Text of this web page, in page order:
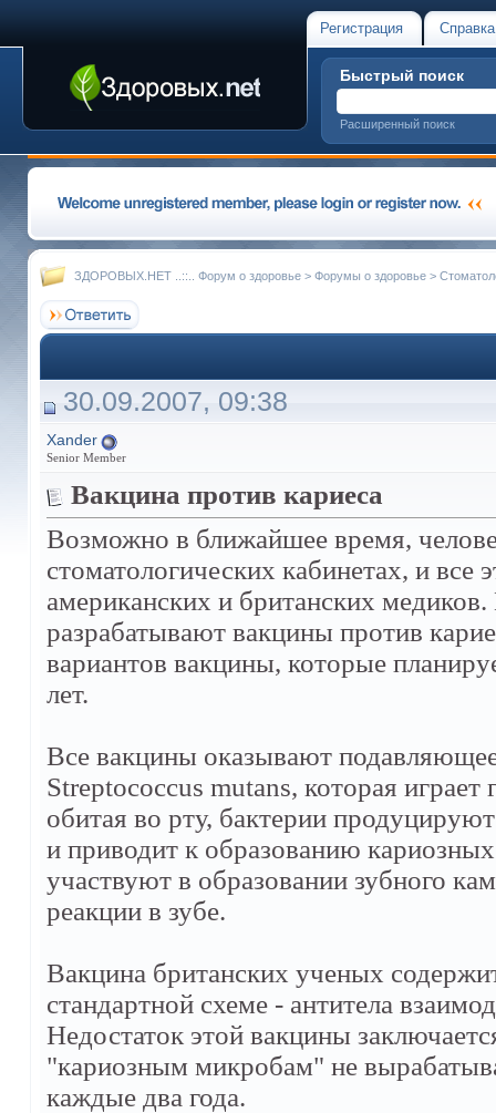
Регистрация Справка
Быстрый поиск
Расширенный поиск
ЗДОРОВЫХ.НЕТ ..::.. Форум о здоровье > Форумы о здоровье >
30.09.2007, 09:38
Xander
Senior Member
Вакцина против кариеса
Возможно в ближайшее время,
стоматологических кабинетах, и все
американских и британских
разрабатывают вакцины против
вариантов вакцины, которые
лет.
Все вакцины оказывают
Streptococcus mutans, которая
обитая во рту, бактерии
и приводит к образованию
участвуют в образовании зубного
реакции в зубе.
Вакцина британских ученых
стандартной схеме - антитела
Недостаток этой вакцины
"кариозным микробам" не
каждые два года.